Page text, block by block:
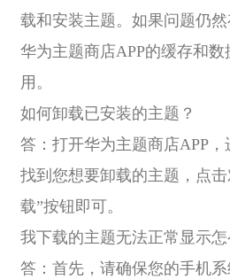
载和安装主题。如果问题仍
华为主题商店APP的缓存和
用。
如何卸载已安装的主题？
答：打开华为主题商店APP，
找到您想要卸载的主题，点
载”按钮即可。
我下载的主题无法正常显示怎
答：首先，请确保您的手机